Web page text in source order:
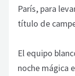
París, para
título de
El equipo
noche mágica